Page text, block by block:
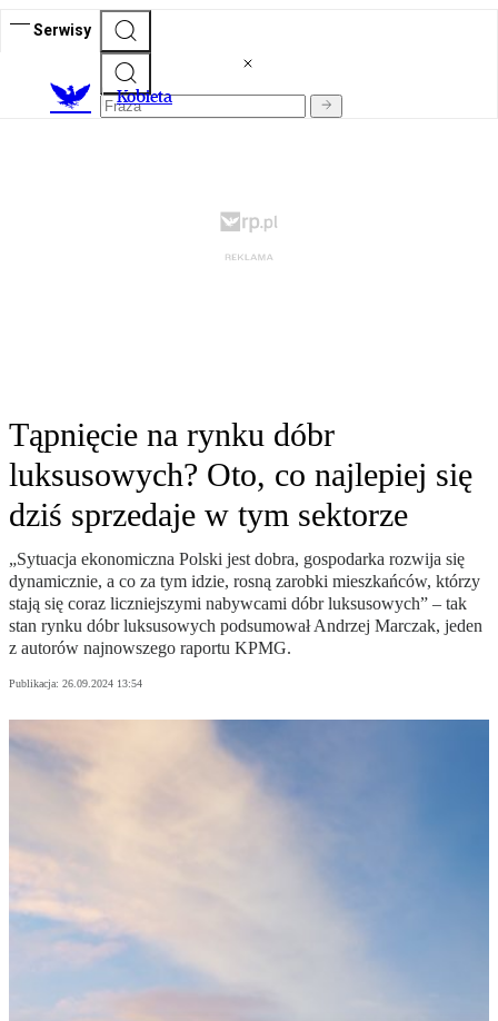
Serwisy
Kobieta
Tąpnięcie na rynku dóbr
luksusowych? Oto, co najlepiej się
dziś sprzedaje w tym sektorze
„Sytuacja ekonomiczna Polski jest dobra, gospodarka rozwija się
dynamicznie, a co za tym idzie, rosną zarobki mieszkańców, którzy
stają się coraz liczniejszymi nabywcami dóbr luksusowych” – tak
stan rynku dóbr luksusowych podsumował Andrzej Marczak, jeden
z autorów najnowszego raportu KPMG.
Publikacja: 26.09.2024 13:54